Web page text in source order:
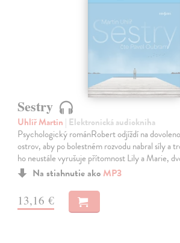
Sestry
Uhlíř Martin | Elektronická audiokniha
Psychologický románRobert odjíždí na
ostrov, aby po bolestném rozvodu nabral síly a
ho neustále vyrušuje přítomnost Lily a Marie,
Na stiahnutie ako MP3
13,16 €